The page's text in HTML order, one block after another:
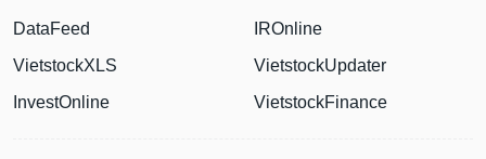
DataFeed
VietstockXLS
InvestOnline
IROnline
VietstockUpdater
VietstockFinance